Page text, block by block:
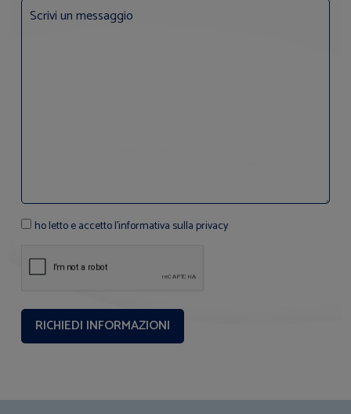
ho letto e accetto l'informativa sulla privacy